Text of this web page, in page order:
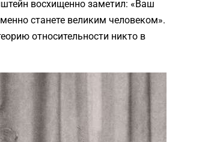
восхищенно заметил: «Ваш
станете великим человеком».
относительности никто в